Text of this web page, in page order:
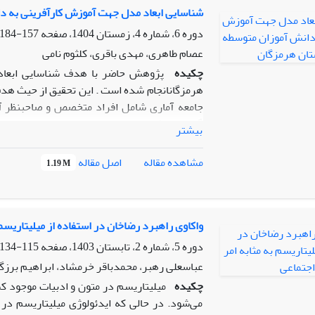
می‌تواند پیامدهایی نظیر: افزایش نظارت
مشارکت سیاسی، کاهش فساد اداری و مواردی
نگرش نامتوازن نسبت به قرآن کریم و
مسئولیت همگانی(کلکم راع و کلکم مسئول عن
مقتضیات زمان می‌باشد. روش پژوهش ترکیبی
با استفاده از آمارهای رسمی مربوط به
شناسایی ابعاد مدل جهت آموزش کارآفرینی
دوره 6، شماره 4، زمستان 1404، صفحه
157-184
عصام طاهری، مهدی باقری، کلثوم نامی
چکیده پژوهش حاضر با هدف شناسایی
هرمزگانانجام شده است . این تحقیق از حیث
جامعه آماری شامل افراد متخصص و صاحبنظر
گیری هدفمند در مجموع تعداد ده نفر به
برازش مدل بر اساس معیارهای استخراج شده
سازمانی مرتبط با کارآفرینی دانش آموزان،
با کارآفرینی دانش آموزان، عوامل مالی
آموزان، مزایایی فردی مرتبط با کارآفرینی
بیشتر
مشاهده مقاله
اصل مقاله 1.19 M
واکاوی راهبرد رضاخان در استفاده از
دوره 5، شماره 2، تابستان 1403، صفحه
115-134
عباسعلی رهبر، محمدباقر خرمشاد، ابراهیم
چکیده میلیتاریسم در متون و ادبیات موجود
می‌شود. در حالی که ایدئولوژی میلیتاریسم